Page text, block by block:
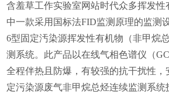
含羞草工作实验室网站时代众多挥发性
中一款采用国标法FID监测原理的监测
6型固定汚染源挥发性有机物（非甲烷总
测系统。此产品 以在线气相色谱仪（
全程伴热且防爆，有较强的抗干扰性，
定污染源废气非甲烷总烃连续监测系统